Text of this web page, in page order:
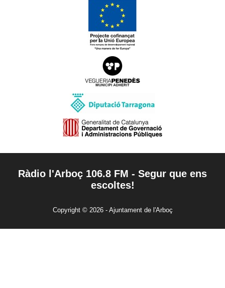
Ràdio l'Arboç 106.8 FM - Segur que ens
escoltes!
Copyright © 2026 - Ajuntament de l'Arboç